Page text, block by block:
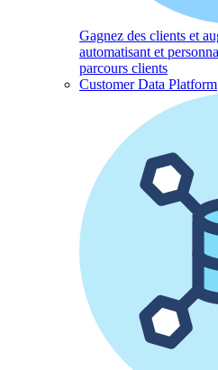
Gagnez des clients et
automatisant et
parcours clients
Customer Data Platform